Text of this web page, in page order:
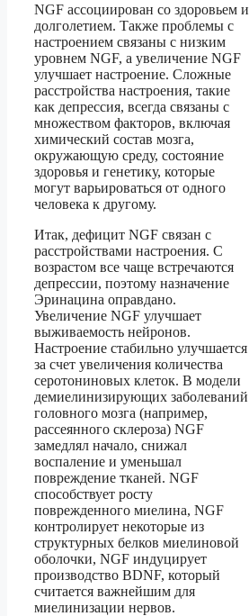
NGF ассоциирован со здоровьем и
долголетием. Также проблемы с
настроением связаны с низким
уровнем NGF, а увеличение NGF
улучшает настроение. Сложные
расстройства настроения, такие
как депрессия, всегда связаны с
множеством факторов, включая
химический состав мозга,
окружающую среду, состояние
здоровья и генетику, которые
могут варьироваться от одного
человека к другому.
Итак, дефицит NGF связан с
расстройствами настроения. С
возрастом все чаще встречаются
депрессии, поэтому назначение
Эринацина оправдано.
Увеличение NGF улучшает
выживаемость нейронов.
Настроение стабильно улучшается
за счет увеличения количества
серотониновых клеток. В модели
демиелинизирующих заболеваний
головного мозга (например,
рассеянного склероза) NGF
замедлял начало, снижал
воспаление и уменьшал
повреждение тканей. NGF
способствует росту
поврежденного миелина, NGF
контролирует некоторые из
структурных белков миелиновой
оболочки, NGF индуцирует
производство BDNF, который
считается важнейшим для
миелинизации нервов.